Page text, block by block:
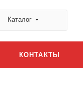
Каталог
КОНТАКТЫ